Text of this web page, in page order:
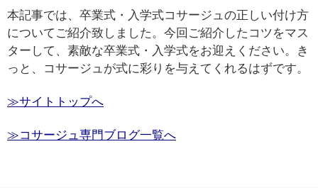
本記事では、卒業式・入学式コサージュの正しい付け方
についてご紹介致しました。 今回ご紹介したコツをマス
ターして、素敵な卒業式・入学式をお迎えください。き
っと、コサージュが式に彩りを与えてくれるはずです。
≫サイトトップへ
≫コサージュ専門ブログ一覧へ